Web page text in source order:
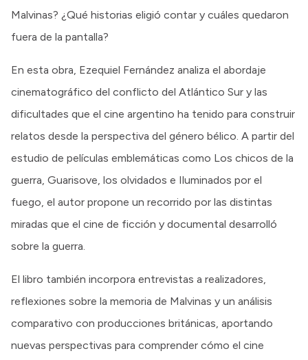
Malvinas? ¿Qué historias eligió contar y cuáles quedaron
fuera de la pantalla?
En esta obra, Ezequiel Fernández analiza el abordaje
cinematográfico del conflicto del Atlántico Sur y las
dificultades que el cine argentino ha tenido para construir
relatos desde la perspectiva del género bélico. A partir del
estudio de películas emblemáticas como Los chicos de la
guerra, Guarisove, los olvidados e Iluminados por el
fuego, el autor propone un recorrido por las distintas
miradas que el cine de ficción y documental desarrolló
sobre la guerra.
El libro también incorpora entrevistas a realizadores,
reflexiones sobre la memoria de Malvinas y un análisis
comparativo con producciones británicas, aportando
nuevas perspectivas para comprender cómo el cine